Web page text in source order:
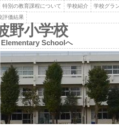
特別の教育課程について 学校紹介
学校グラ
評価結果
野小学校
Schoolへ